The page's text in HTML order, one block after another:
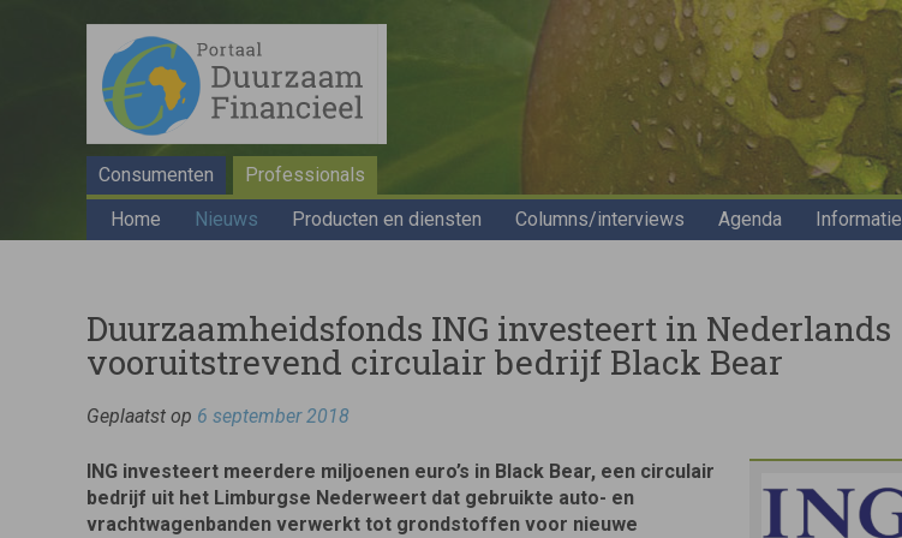
Consumenten
Professionals
Home
Nieuws Producten en diensten Columns/interviews Agenda Informatie
Duurzaamheidsfonds ING investeert in Nederlands
vooruitstrevend circulair bedrijf Black Bear
Geplaatst op 6 september 2018
ING investeert meerdere miljoenen euro’s in Black Bear, een circulair
bedrijf uit het Limburgse Nederweert dat gebruikte auto- en
vrachtwagenbanden verwerkt tot grondstoffen voor nieuwe